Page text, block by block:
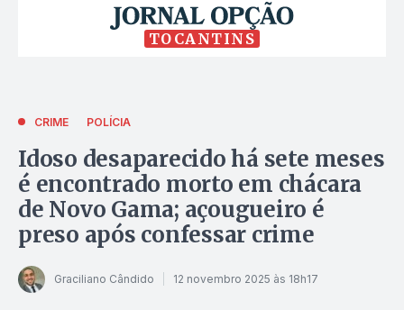
TOCANTINS
CRIME POLÍCIA
Idoso desaparecido há sete meses
é encontrado morto em chácara
de Novo Gama; açougueiro é
preso após confessar crime
Graciliano Cândido 12 novembro 2025 às 18h17